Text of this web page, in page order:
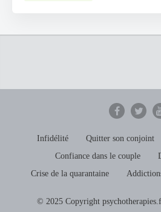
Infidélité Quitter son conjoint
Confiance dans le couple
Crise de la quarantaine
© 2025 Copyright